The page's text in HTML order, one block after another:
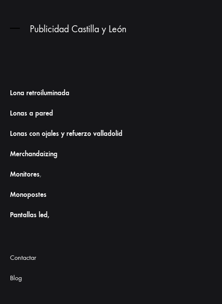
Publicidad Castilla y León
Lona retroiluminada
Lonas a pared
Lonas con ojales y refuerzo valladolid
Merchandaizing
Monitores,
Monopostes
Pantallas led,
Contactar
Blog